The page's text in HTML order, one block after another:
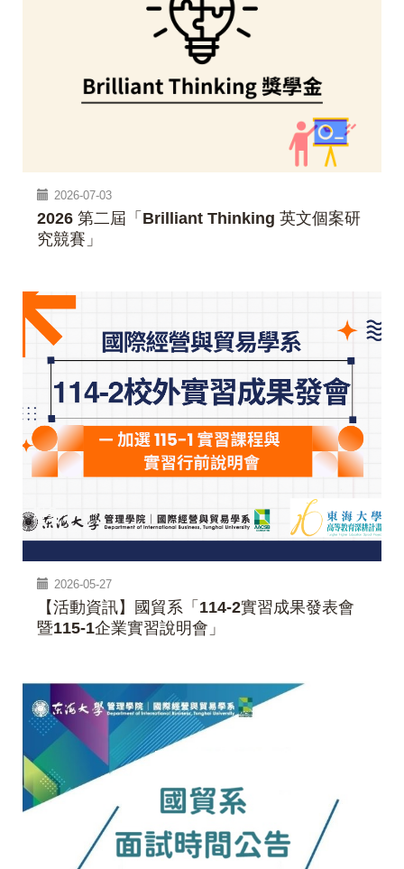
2026-07-03
2026 第二屆「Brilliant Thinking 英文個案研
究競賽」
2026-05-27
【活動資訊】國貿系「114-2實習成果發表會
暨115-1企業實習說明會」